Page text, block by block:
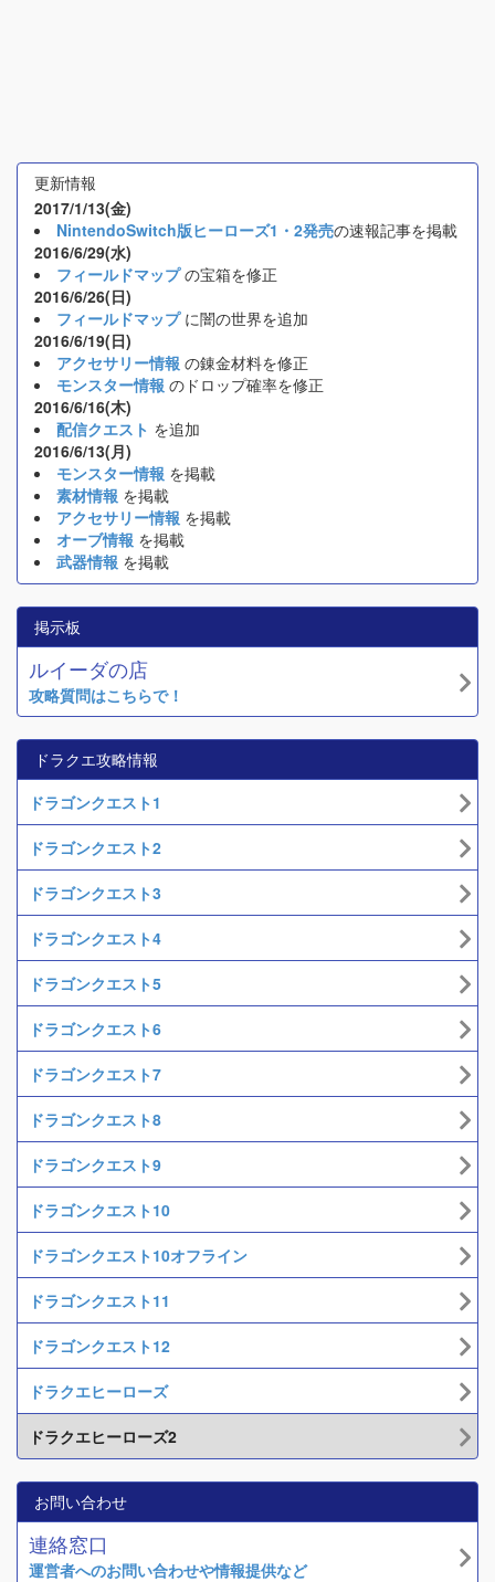
更新情報
2017/1/13(金)
NintendoSwitch版ヒーローズ1・2発売の速報記事を掲載
2016/6/29(水)
フィールドマップの宝箱を修正
2016/6/26(日)
フィールドマップに闇の世界を追加
2016/6/19(日)
アクセサリー情報 の錬金材料を修正
モンスター情報 のドロップ確率を修正
2016/6/16(木)
配信クエスト を追加
2016/6/13(月)
モンスター情報 を掲載
素材情報 を掲載
アクセサリー情報 を掲載
オーブ情報 を掲載
武器情報 を掲載
掲示板
ルイーダの店
攻略質問はこちらで！
ドラクエ攻略情報
ドラゴンクエスト1
ドラゴンクエスト2
ドラゴンクエスト3
ドラゴンクエスト4
ドラゴンクエスト5
ドラゴンクエスト6
ドラゴンクエスト7
ドラゴンクエスト8
ドラゴンクエスト9
ドラゴンクエスト10
ドラゴンクエスト10オフライン
ドラゴンクエスト11
ドラゴンクエスト12
ドラクエヒーローズ
ドラクエヒーローズ2
お問い合わせ
連絡窓口
運営者へのお問い合わせや情報提供など